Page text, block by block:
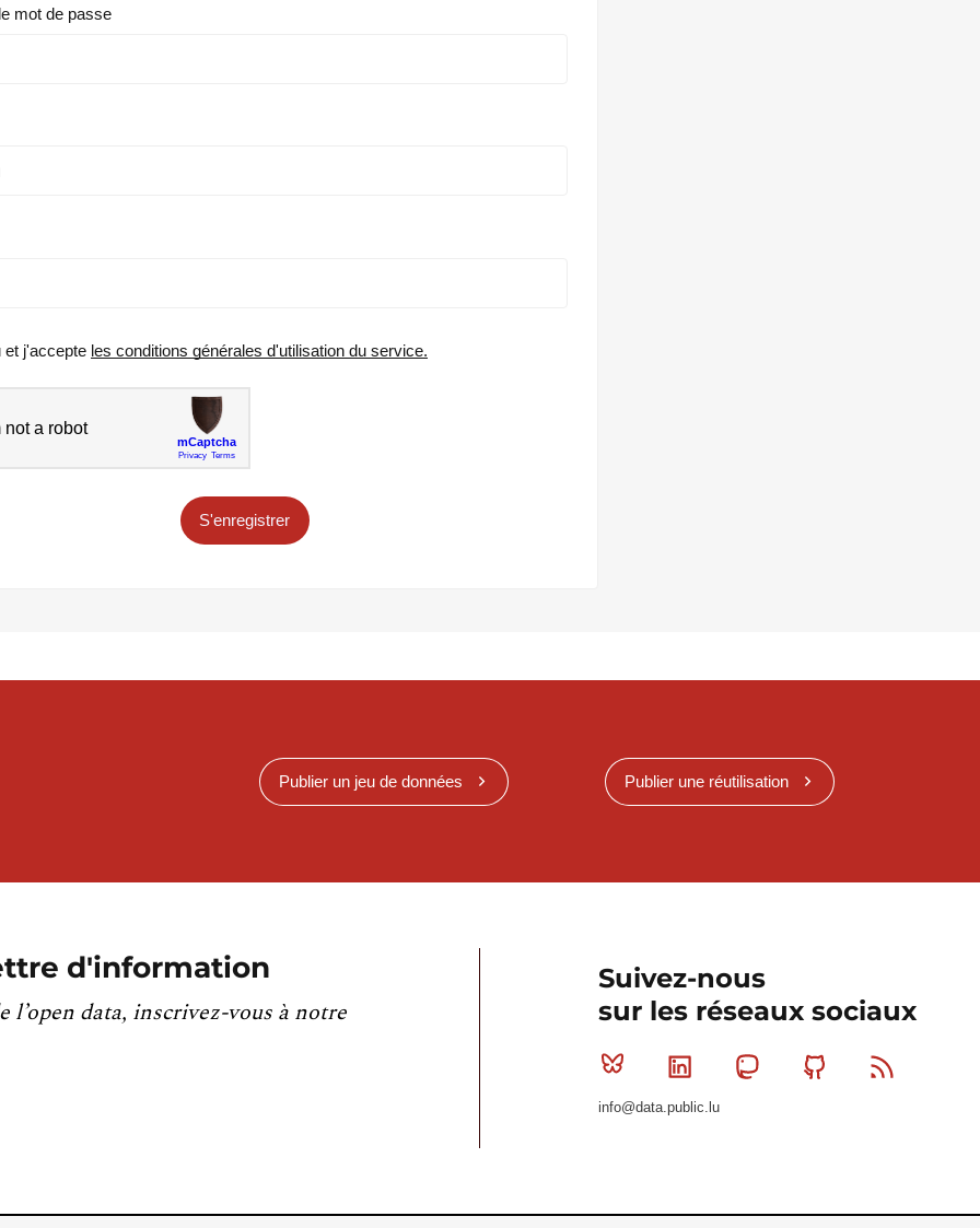
mot de passe
et j'accepte les conditions générales d'utilisation du service.
S'enregistrer
Publier un jeu de données Publier une réutilisation
d'information
l’open data, inscrivez-vous à notre
Suivez-nous
sur les réseaux sociaux
Bluesky Linkedin MastodonGithub
info@data.public.lu